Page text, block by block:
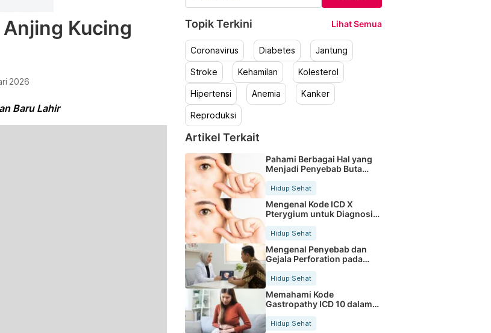
Anjing Kucing
2026
Baru Lahir
Topik Terkini Lihat Semua
Coronavirus Diabetes Jantung
Stroke Kehamilan Kolesterol
Hipertensi Anemia Kanker
Reproduksi
Artikel Terkait
Pahami Berbagai Hal yang
Menjadi Penyebab Buta
Hidup Sehat
Mengenal Kode ICD X
Pterygium untuk Diagnosis
Hidup Sehat
Mengenal Penyebab dan
Gejala Perforation pada
Tubuh
Hidup Sehat
Memahami Kode
Gastropathy ICD 10 dalam
Rekam Medis Pasien
Hidup Sehat